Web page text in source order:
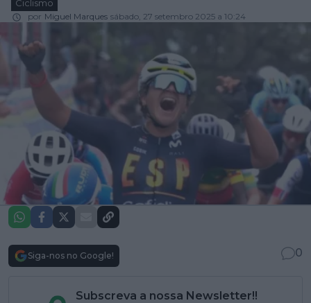
Ciclismo
por Miguel Marques sábado, 27 setembro 2025 a 10:24
Siga-nos no Google! 0
Subscreva a nossa Newsletter!!